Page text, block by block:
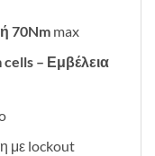
70Nmmax
– Εμβέλεια
με lockout